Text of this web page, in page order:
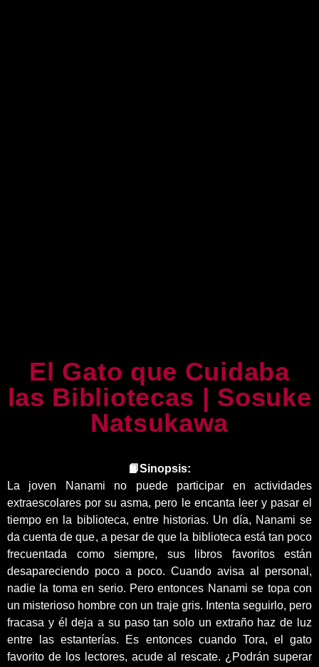
El Gato que Cuidaba
las Bibliotecas | Sosuke
Natsukawa
📙Sinopsis:
La joven Nanami no puede participar en actividades
extraescolares por su asma, pero le encanta leer y pasar el
tiempo en la biblioteca, entre historias. Un día, Nanami se
da cuenta de que, a pesar de que la biblioteca está tan poco
frecuentada como siempre, sus libros favoritos están
desapareciendo poco a poco. Cuando avisa al personal,
nadie la toma en serio. Pero entonces Nanami se topa con
un misterioso hombre con un traje gris. Intenta seguirlo, pero
fracasa y él deja a su paso tan solo un extraño haz de luz
entre las estanterías. Es entonces cuando Tora, el gato
favorito de los lectores, acude al rescate. ¿Podrán superar